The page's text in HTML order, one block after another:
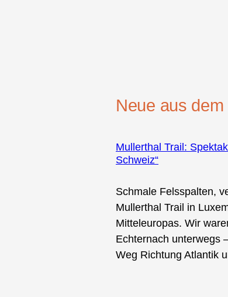
Neue aus dem
Mullerthal Trail:
Schweiz“
Schmale Felsspalten,
Mullerthal Trail in
Mitteleuropas. Wir
Echternach unterwegs
Weg Richtung Atlantik